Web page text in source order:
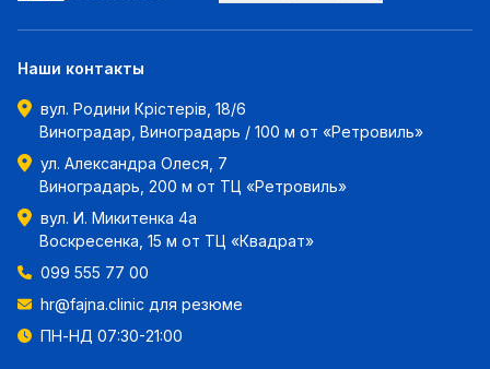
Наши контакты
вул. Родини Крістерів, 18/6
Виноградар, Виноградарь / 100 м от «Ретровиль»
ул. Александра Олеся, 7
Виноградарь, 200 м от ТЦ «Ретровиль»
вул. И. Микитенка 4а
Воскресенка, 15 м от ТЦ «Квадрат»
099 555 77 00
hr@fajna.clinic для резюме
ПН-НД 07:30-21:00